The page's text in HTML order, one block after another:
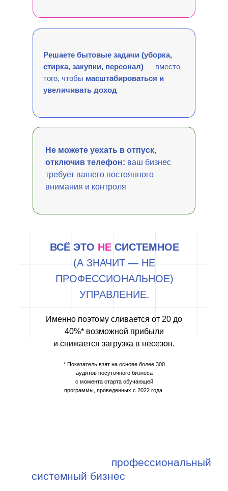
Решаете бытовые задачи (уборка,
стирка, закупки, персонал) — вместо
того, чтобы масштабироваться и
увеличивать доход
Не можете уехать в отпуск,
отключив телефон: ваш бизнес
требует вашего постоянного
внимания и контроля
ВСЁ ЭТО НЕСИСТЕМНОЕ
(А ЗНАЧИТ — НЕ
ПРОФЕССИОНАЛЬНОЕ)
УПРАВЛЕНИЕ.
Именно поэтому сливается от 20 до
40%* возможной прибыли
и снижается загрузка в несезон.
* Показатель взят на основе более 300
аудитов посуточного бизнеса
с момента старта обучающей
программы, проведенных с 2022 года.
профессиональный
системный бизнес